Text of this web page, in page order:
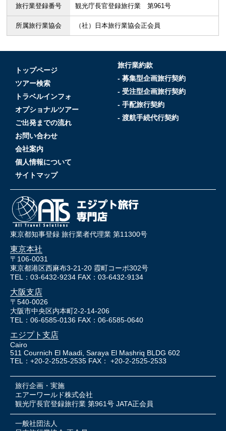
旅行業登録番号 観光庁長官登録旅行業 第961号
所属旅行業協会 （社）日本旅行業協会正会員
トップページ
ツアー検索
トラベルインフォ
オプショナルツアー
ご出発までの流れ
お問い合わせ
会社案内
個人情報について
サイトマップ
旅行業約款
- 募集型企画旅行契約
- 受注型企画旅行契約
- 手配旅行契約
- 渡航手続代行契約
東京都知事登録 旅行業者代理業 第11300号
東京本社
〒106-0031
東京都港区西麻布3-21-20 霞町コーポ302号
TEL：03-6432-9234 FAX：03-6432-9134
大阪支店
〒540-0026
大阪市中央区内本町2-2-14-206
TEL：06-6585-0136 FAX：06-6585-0640
エジプト支店
Cairo
511 Cournich El Maadi, Saraya El Mashriq BLDG 602
TEL：+20-2-2525-2535 FAX： +20-2-2525-2533
旅行企画・実施
エアーワールド株式会社
観光庁長官登録旅行業 第961号 JATA正会員
一般社団法人